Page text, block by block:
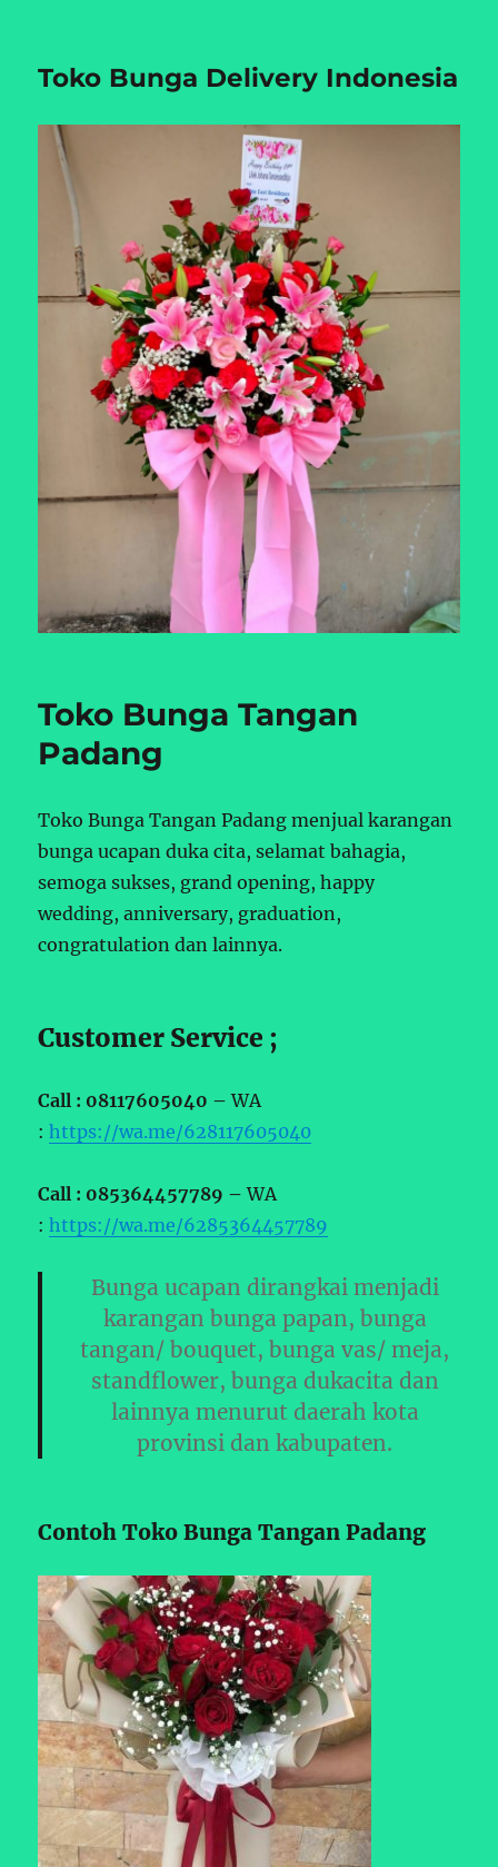
Toko Bunga Delivery Indonesia
Toko Bunga Tangan
Padang
Toko Bunga Tangan Padang menjual karangan
bunga ucapan duka cita, selamat bahagia,
semoga sukses, grand opening, happy
wedding, anniversary, graduation,
congratulation dan lainnya.
Customer Service ;
Call : 08117605040 –WA
:https://wa.me/628117605040
Call : 085364457789 –WA
:https://wa.me/6285364457789
Bunga ucapan dirangkai menjadi
karangan bunga papan, bunga
tangan/ bouquet, bunga vas/ meja,
standflower, bunga dukacita dan
lainnya menurut daerah kota
provinsi dan kabupaten.
Contoh Toko Bunga Tangan Padang